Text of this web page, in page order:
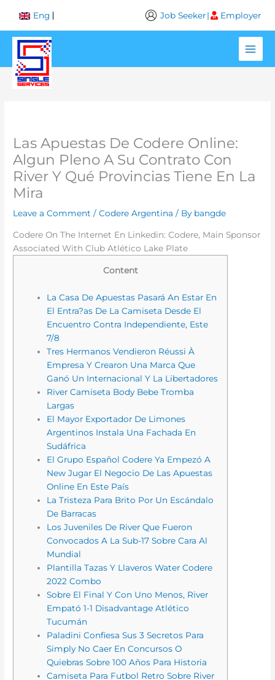
content
Eng Job Seeker| Employer
Las Apuestas De Codere Online:
Algun Pleno A Su Contrato Con
River Y Qué Provincias Tiene En La
Mira
Leave a Comment /Codere Argentina / By bangde
Codere On The Internet En Linkedin: Codere, Main Sponsor
Associated With Club Atlético Lake Plate
Content
La Casa De Apuestas Pasará An Estar En
El Entra?as De La Camiseta Desde El
Encuentro Contra Independiente, Este
7/8
Tres Hermanos Vendieron Réussi À
Empresa Y Crearon Una Marca Que
Ganó Un Internacional Y La Libertadores
River Camiseta Body Bebe Tromba
Largas
El Mayor Exportador De Limones
Argentinos Instala Una Fachada En
Sudáfrica
El Grupo Español Codere Ya Empezó A
New Jugar El Negocio De Las Apuestas
Online En Este País
La Tristeza Para Brito Por Un Escándalo
De Barracas
Los Juveniles De River Que Fueron
Convocados A La Sub-17 Sobre Cara Al
Mundial
Plantilla Tazas Y Llaveros Water Codere
2022 Combo
Sobre El Final Y Con Uno Menos, River
Empató 1-1 Disadvantage Atlético
Tucumán
Paladini Confiesa Sus 3 Secretos Para
Simply No Caer En Concursos O
Quiebras Sobre 100 Años Para Historia
Camiseta Para Futbol Retro Sobre River